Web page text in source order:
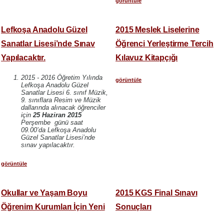
Lefkoşa Anadolu Güzel
Sanatlar Lisesi’nde Sınav
Yapılacaktır.
2015 - 2016 Öğretim Yılında
Lefkoşa Anadolu Güzel
Sanatlar Lisesi 6. sınıf Müzik,
9. sınıflara Resim ve Müzik
dallarında alınacak öğrenciler
için 25 Haziran 2015
Perşembe günü saat
09.00’da Lefkoşa Anadolu
Güzel Sanatlar Lisesi’nde
sınav yapılacaktır.
görüntüle
2015 Meslek Liselerine
Öğrenci Yerleştirme Tercih
Kılavuz Kitapçığı
görüntüle
Okullar ve Yaşam Boyu
Öğrenim Kurumları İçin Yeni
2015 KGS Final Sınavı
Sonuçları